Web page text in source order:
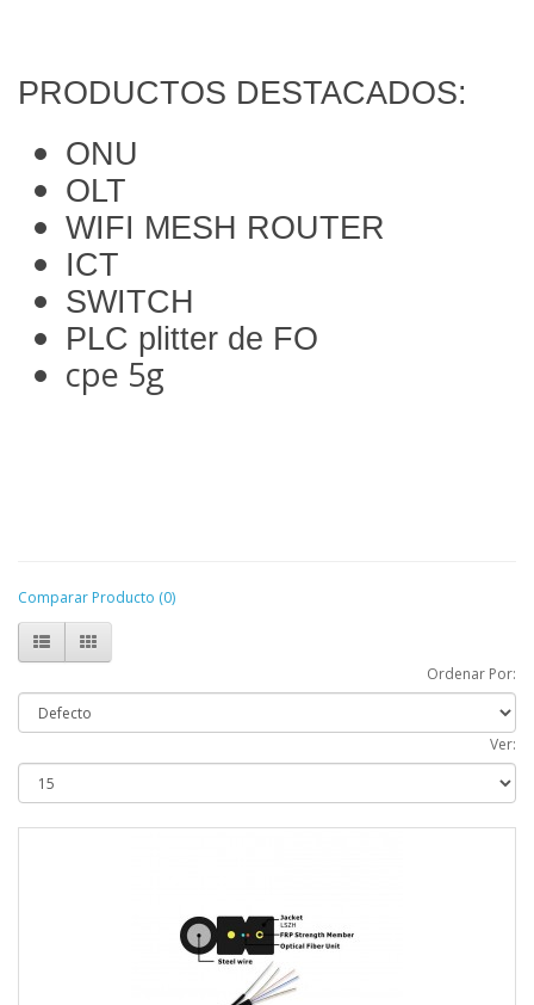
PRODUCTOS DESTACADOS:
ONU
OLT
WIFI MESH ROUTER
ICT
SWITCH
PLC plitter de FO
cpe 5g
Comparar Producto (0)
Ordenar Por:
Ver: